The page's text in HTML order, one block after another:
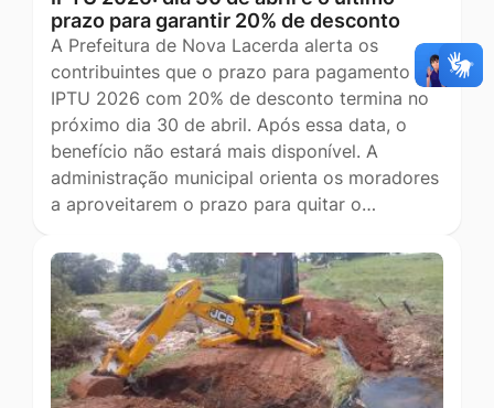
prazo para garantir 20% de desconto
A Prefeitura de Nova Lacerda alerta os
contribuintes que o prazo para pagamento do
IPTU 2026 com 20% de desconto termina no
próximo dia 30 de abril. Após essa data, o
benefício não estará mais disponível. A
administração municipal orienta os moradores
a aproveitarem o prazo para quitar o…